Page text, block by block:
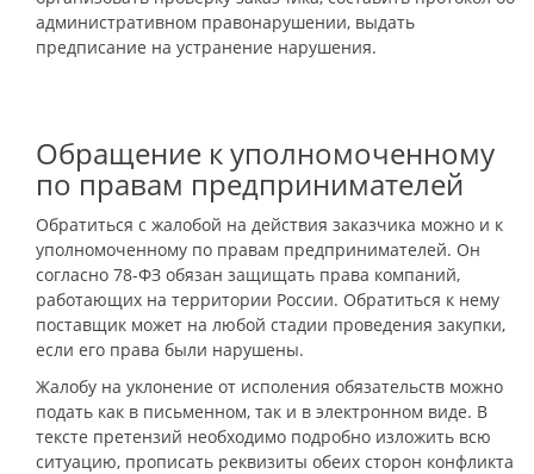
административном правонарушении, выдать
предписание на устранение нарушения.
Обращение к уполномоченному
по правам предпринимателей
Обратиться с жалобой на действия заказчика можно и к
уполномоченному по правам предпринимателей. Он
согласно 78-ФЗ обязан защищать права компаний,
работающих на территории России. Обратиться к нему
поставщик может на любой стадии проведения закупки,
если его права были нарушены.
Жалобу на уклонение от исполения обязательств можно
подать как в письменном, так и в электронном виде. В
тексте претензий необходимо подробно изложить всю
ситуацию, прописать реквизиты обеих сторон конфликта